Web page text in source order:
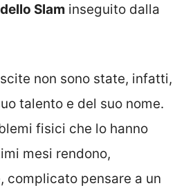
Slam inseguito dalla
non sono state, infatti,
talento e del suo nome.
fisici che lo hanno
mesi rendono,
complicato pensare a un